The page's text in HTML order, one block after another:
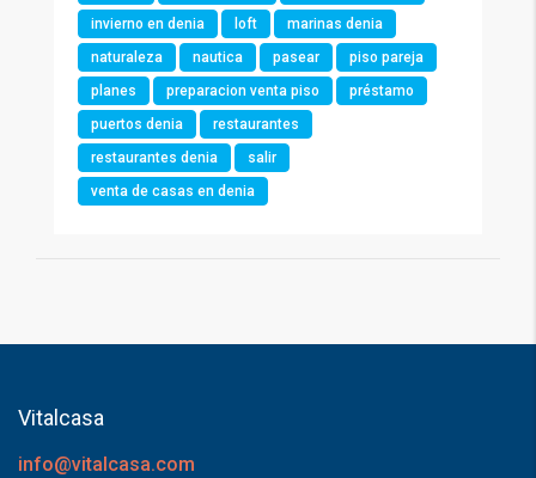
invierno en denia
loft
marinas denia
naturaleza
nautica pasear
piso pareja
planes
preparacion venta piso
préstamo
puertos denia
restaurantes
restaurantes denia
salir
venta de casas en denia
Vitalcasa
info@vitalcasa.com